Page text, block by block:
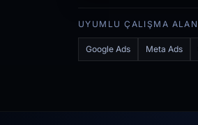
UYUMLU ÇALIŞMA
Google Ads Meta Ads